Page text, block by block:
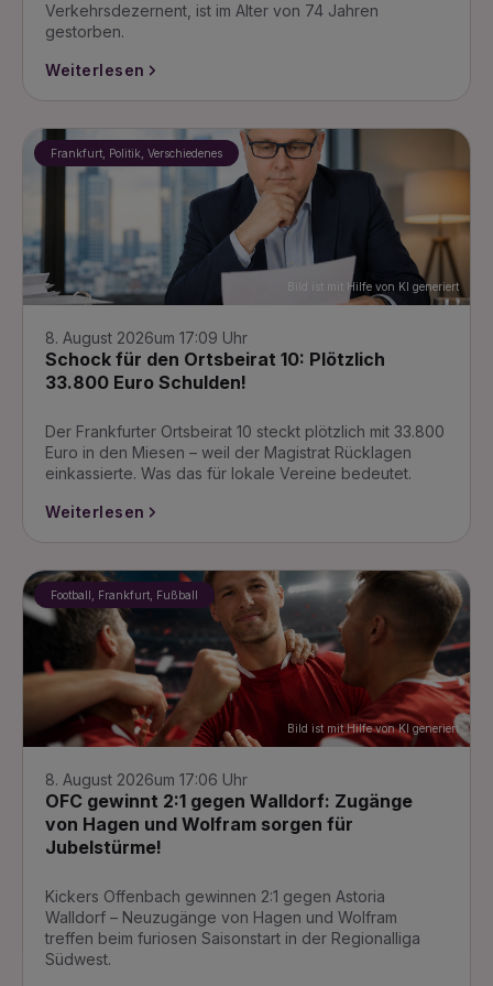
Verkehrsdezernent, ist im Alter von 74 Jahren
gestorben.
Weiterlesen
Frankfurt, Politik, Verschiedenes
Bild ist mit Hilfe von KI generiert
8. August 2026um 17:09 Uhr
Schock für den Ortsbeirat 10: Plötzlich
33.800 Euro Schulden!
Der Frankfurter Ortsbeirat 10 steckt plötzlich mit 33.800
Euro in den Miesen – weil der Magistrat Rücklagen
einkassierte. Was das für lokale Vereine bedeutet.
Weiterlesen
Football, Frankfurt, Fußball
Bild ist mit Hilfe von KI generiert
8. August 2026um 17:06 Uhr
OFC gewinnt 2:1 gegen Walldorf: Zugänge
von Hagen und Wolfram sorgen für
Jubelstürme!
Kickers Offenbach gewinnen 2:1 gegen Astoria
Walldorf – Neuzugänge von Hagen und Wolfram
treffen beim furiosen Saisonstart in der Regionalliga
Südwest.